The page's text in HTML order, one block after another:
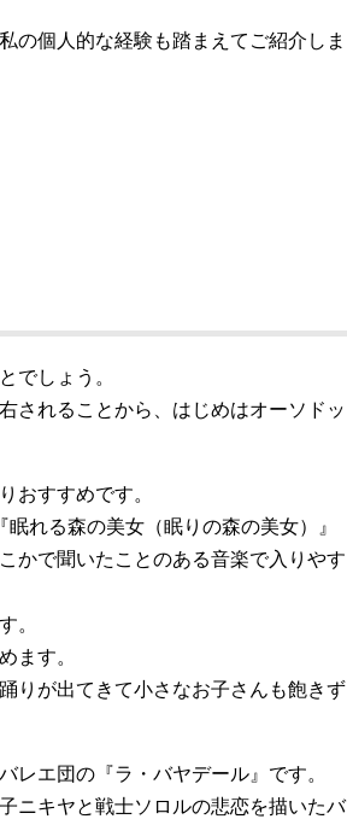
の個人的な経験も踏まえてご紹介しま
でしょう。
されることから、はじめはオーソドッ
おすすめです。
れる森の美女（眠りの森の美女）』
かで聞いたことのある音楽で入りやす
。
ます。
りが出てきて小さなお子さんも飽きず
レエ団の『ラ・バヤデール』です。
ニキヤと戦士ソロルの悲恋を描いたバ